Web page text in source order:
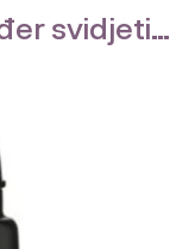
svidjeti…